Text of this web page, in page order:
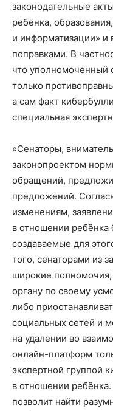
законодательные
ребёнка,
и информатизации» и
поправками. В
что уполномоченный
только
а сам факт
специальная
«Сенаторы,
законопроектом
обращений,
предложений.
изменениям,
в отношении ребёнка
создаваемые для
того, сенаторами из
широкие
органу по своему
либо
социальных сетей и
на удалении во
онлайн-платформ
экспертной группой
в отношении
позволит найти